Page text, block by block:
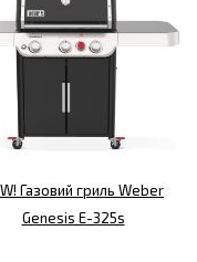
Газовий гриль Weber
Genesis E-325s